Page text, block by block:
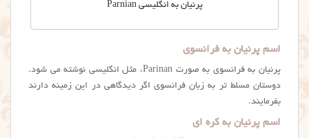
پرنیان به انگلیسی Parnian
اسم پرنیان به فرانسوی
پرنیان به فرانسوی به صورت Parinan، مثل انگلیسی نوشته می شود.
دوستان مسلط تر به زبان فرانسوی اگر دیدگاهی در این زمینه دارند
بفرمایند.
اسم پرنیان به کره ای